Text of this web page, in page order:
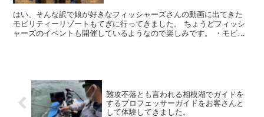
はい、そんな訳で娘が好きなフィッシャーズさんの動画に出てきた
モビリティーリゾートもてぎに行ってきました。 ちょうどフィッシ
ャーズのイベントも開催しているようなので楽しみです。 ・モビリ
難攻不落とも言われる相模湖でガイドを
するプロフェッサーガイドをお客さんと
して体験してきました。